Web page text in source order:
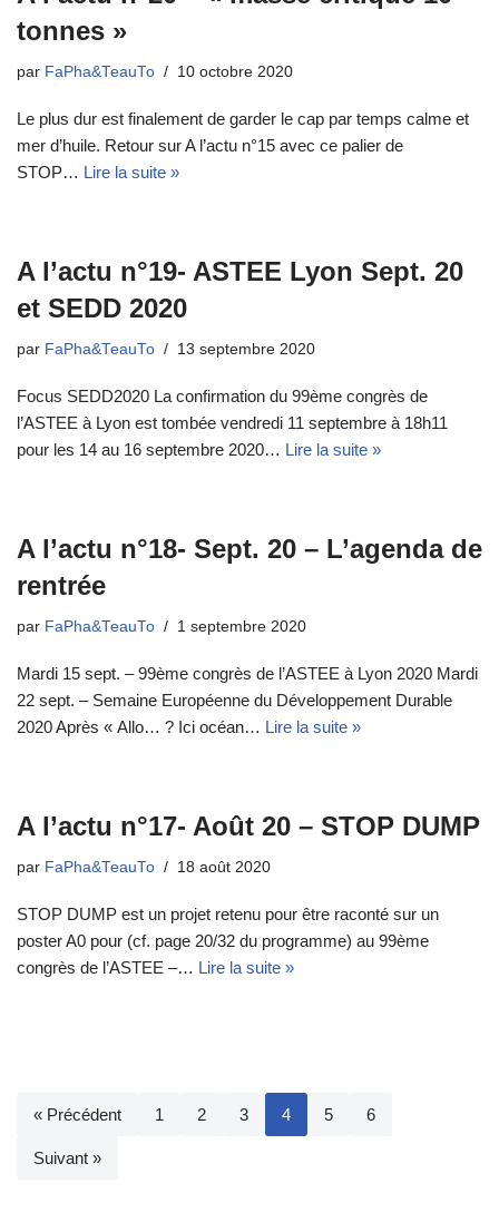
tonnes »
par FaPha&TeauTo 10 octobre 2020
Le plus dur est finalement de garder le cap par temps calme et
mer d’huile. Retour sur A l’actu n°15 avec ce palier de
STOP… Lire la suite »
A l’actu n°19- ASTEE Lyon Sept. 20
et SEDD 2020
par FaPha&TeauTo 13 septembre 2020
Focus SEDD2020 La confirmation du 99ème congrès de
l’ASTEE à Lyon est tombée vendredi 11 septembre à 18h11
pour les 14 au 16 septembre 2020… Lire la suite »
A l’actu n°18- Sept. 20 – L’agenda de
rentrée
par FaPha&TeauTo 1 septembre 2020
Mardi 15 sept. – 99ème congrès de l’ASTEE à Lyon 2020 Mardi
22 sept. – Semaine Européenne du Développement Durable
2020 Après « Allo… ? Ici océan… Lire la suite »
A l’actu n°17- Août 20 – STOP DUMP
par FaPha&TeauTo 18 août 2020
STOP DUMP est un projet retenu pour être raconté sur un
poster A0 pour (cf. page 20/32 du programme) au 99ème
congrès de l’ASTEE –… Lire la suite »
« Précédent 1 2 3 4 5 6
Suivant »